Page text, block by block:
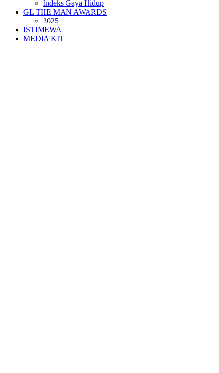
Indeks Gaya Hidup
GL THE MAN AWARDS
2025
ISTIMEWA
MEDIA KIT